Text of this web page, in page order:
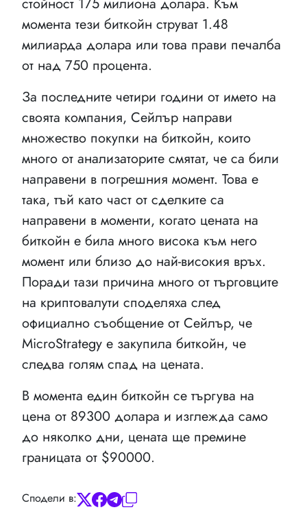
момента тези биткойн струват 1.48
милиарда долара или това прави печалба
от над 750 процента.
За последните четири години от името на
своята компания, Сейлър направи
множество покупки на биткойн, които
много от анализаторите смятат, че са били
направени в погрешния момент. Това е
така, тъй като част от сделките са
направени в моменти, когато цената на
биткойн е била много висока към него
момент или близо до най-високия връх.
Поради тази причина много от търговците
на криптовалути споделяха след
официално съобщение от Сейлър, че
MicroStrategy е закупила биткойн, че
следва голям спад на цената.
В момента един биткойн се търгува на
цена от 89300 долара и изглежда само
до няколко дни, цената ще премине
границата от $90000.
Сподели в: